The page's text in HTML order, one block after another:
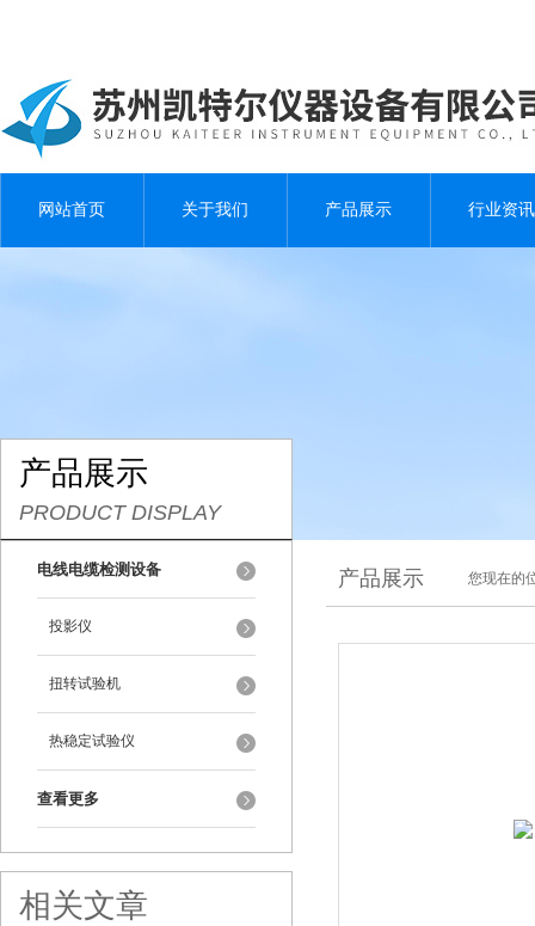
网站首页 关于我们 产品展示 行业资讯
产品展示
PRODUCT DISPLAY
电线电缆检测设备
投影仪
扭转试验机
热稳定试验仪
查看更多
相关文章
产品展示 您现在的